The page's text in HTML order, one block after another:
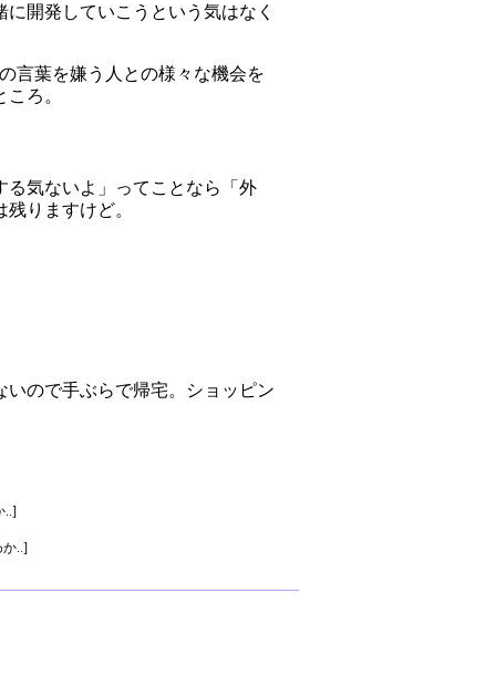
開発していこうという気はなく
言葉を嫌う人との様々な機会を
ろ。
る気ないよ」ってことなら「外
りますけど。
ので手ぶらで帰宅。ショッピン
..]